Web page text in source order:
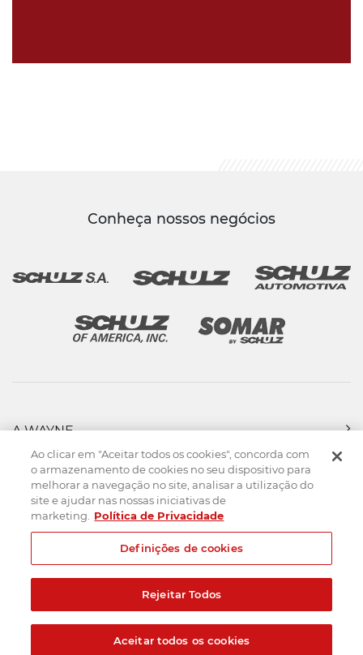
Conheça nossos negócios
A WAYNE
PRODUTOS
FORÇA DE VENDAS
ASSISTÊNCIA TÉCNICA
DOWNLOADS
CONTATO
Mapa do Site Termos de uso Política de privacidade
Created by
Ao clicar em "Aceitar todos os cookies", concorda com
o armazenamento de cookies no seu dispositivo para
melhorar a navegação no site, analisar a utilização do
site e ajudar nas nossas iniciativas de
marketing.
Política de Privacidade
Definições de cookies
Rejeitar Todos
Aceitar todos os cookies